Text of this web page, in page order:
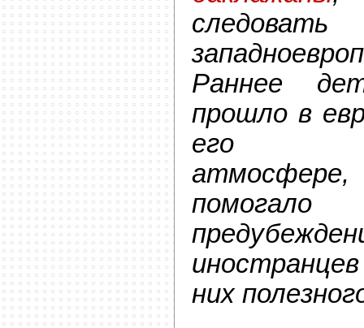
следовать
Раннее
прошло в
его
них